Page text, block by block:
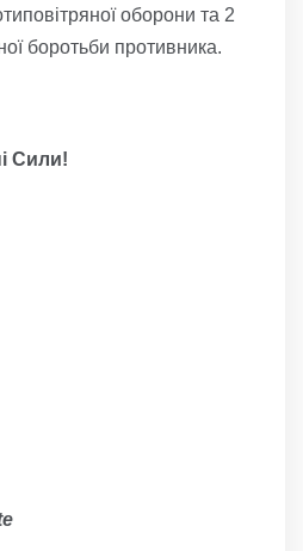
оборони та 2
боротьби противника.
Сили!